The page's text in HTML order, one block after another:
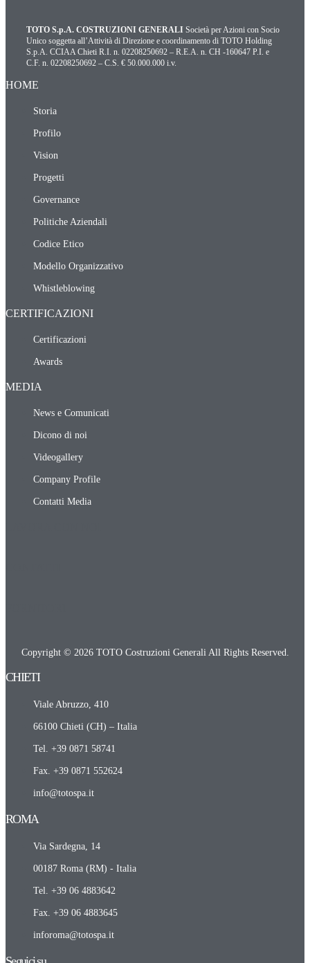
TOTO S.p.A. COSTRUZIONI GENERALI Società per Azioni con Socio
Unico soggetta all’Attività di Direzione e coordinamento di TOTO Holding
S.p.A. CCIAA Chieti R.I. n. 02208250692 – R.E.A. n. CH -160647 P.I. e
C.F. n. 02208250692 – C.S. € 50.000.000 i.v.
HOME
Storia
Profilo
Vision
Progetti
Governance
Politiche Aziendali
Codice Etico
Modello Organizzativo
Whistleblowing
CERTIFICAZIONI
Certificazioni
Awards
MEDIA
News e Comunicati
Dicono di noi
Videogallery
Company Profile
Contatti Media
Copyright © 2026 TOTO Costruzioni Generali All Rights Reserved.
CHIETI​
Viale Abruzzo, 410
66100 Chieti (CH) – Italia
Tel. +39 0871 58741
Fax. +39 0871 552624
info@totospa.it
ROMA​
Via Sardegna, 14
00187 Roma (RM) - Italia
Tel. +39 06 4883642
Fax. +39 06 4883645
inforoma@totospa.it